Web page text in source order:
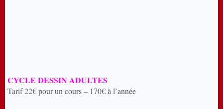
CYCLE DESSIN ADULTES
Tarif 22€ pour un cours – 170€ à l’année